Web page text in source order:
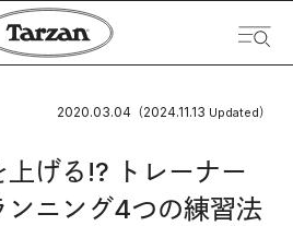
2020.03.04 （2024.11.13 Updated）
げる!? トレーナー
ンニング4つの練習法